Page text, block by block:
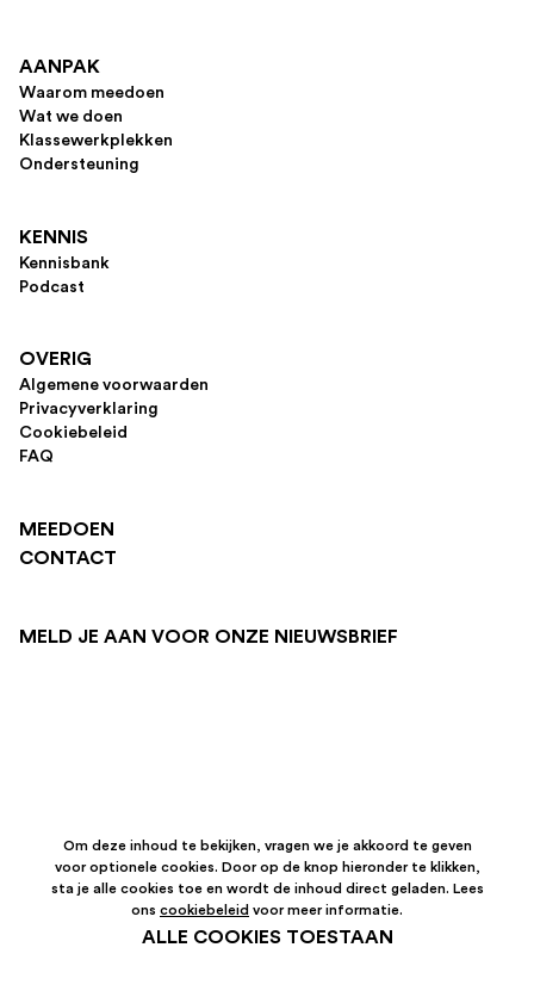
AANPAK
Waarom meedoen
Wat we doen
Klassewerkplekken
Ondersteuning
KENNIS
Kennisbank
Podcast
OVERIG
Algemene voorwaarden
Privacyverklaring
Cookiebeleid
FAQ
MEEDOEN
CONTACT
MELD JE AAN VOOR ONZE NIEUWSBRIEF
Om deze inhoud te bekijken, vragen we je akkoord te geven
voor optionele cookies. Door op de knop hieronder te klikken,
sta je alle cookies toe en wordt de inhoud direct geladen. Lees
ons cookiebeleid voor meer informatie.
ALLE COOKIES TOESTAAN